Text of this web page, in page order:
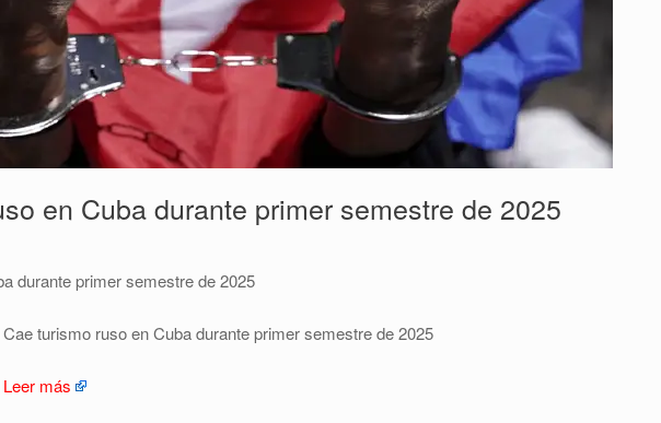
en Cuba durante primer semestre de 2025
durante primer semestre de 2025
Cae turismo ruso en Cuba durante primer semestre de 2025
Leer más